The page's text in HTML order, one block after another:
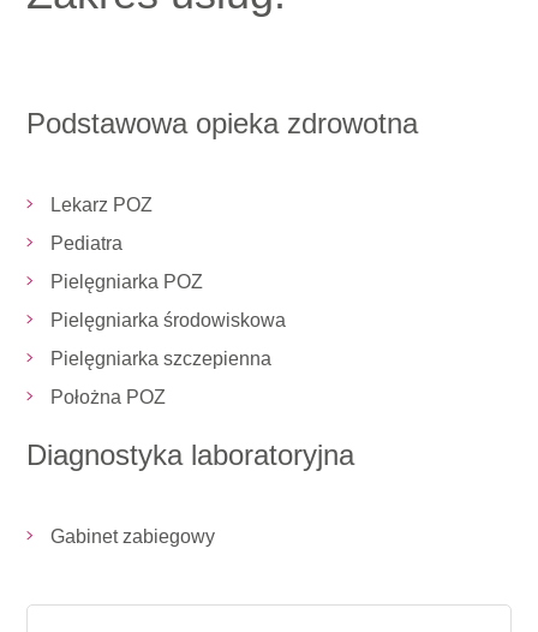
Podstawowa opieka zdrowotna
Lekarz POZ
Pediatra
Pielęgniarka POZ
Pielęgniarka środowiskowa
Pielęgniarka szczepienna
Położna POZ
Diagnostyka laboratoryjna
Gabinet zabiegowy